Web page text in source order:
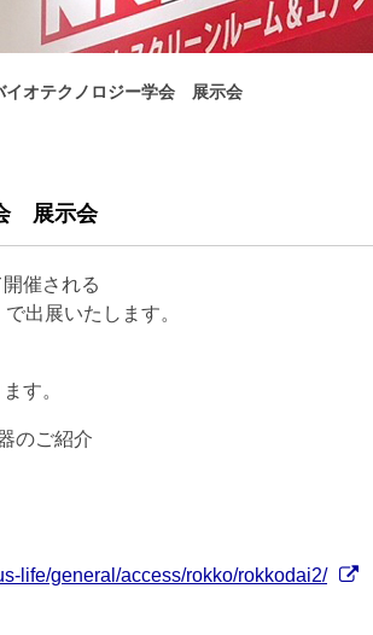
イオテクノロジー学会 展示会
展示会
催される
出展いたします。
す。
のご紹介
life/general/access/rokko/rokkodai2/